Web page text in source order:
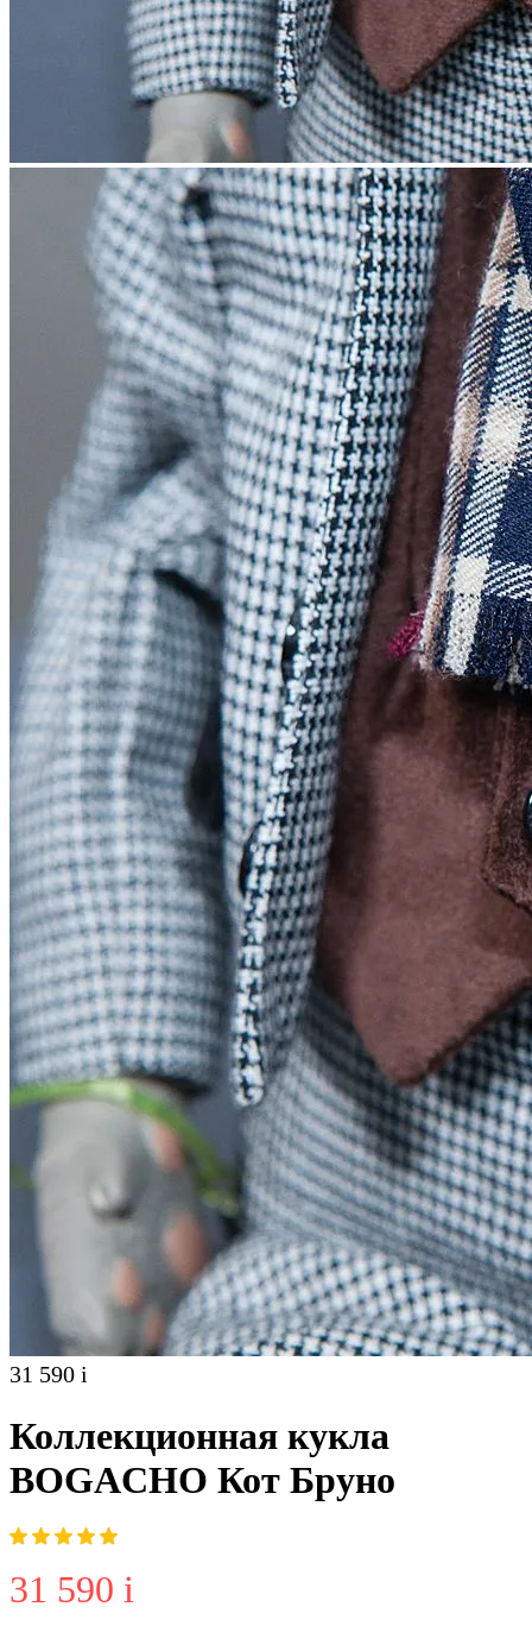
31 590 i
Коллекционная кукла
BOGACHO Кот Бруно
31 590 i